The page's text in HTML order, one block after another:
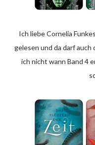
Ich liebe Cornelia Funkes Bücher sehr! Ich habe alles von ihr
gelesen und da darf
ich nicht wann Band 4